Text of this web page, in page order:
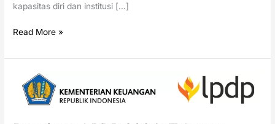
kapasitas diri dan institusi […]
Read More »
Beasiswa
LPDP
2024: